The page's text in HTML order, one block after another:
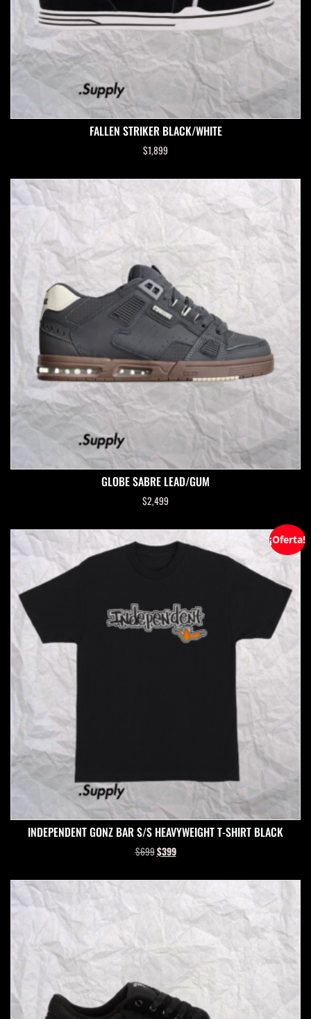
FALLEN STRIKER BLACK/WHITE
$1,899
GLOBE SABRE LEAD/GUM
$2,499
¡Oferta!
INDEPENDENT GONZ BAR S/S HEAVYWEIGHT T-SHIRT BLACK
$699$399